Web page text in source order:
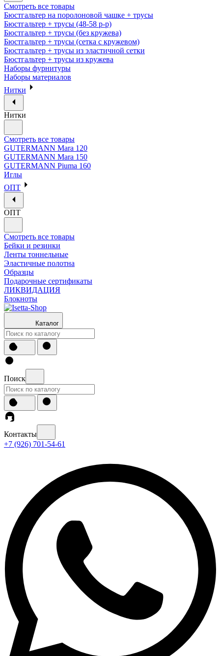
Смотреть все товары
Бюстгальтер на поролоновой чашке + трусы
Бюстгальтер + трусы (48-58 р-р)
Бюстгальтер + трусы (без кружева)
Бюстгальтер + трусы (сетка с кружевом)
Бюстгальтер + трусы из эластичной сетки
Бюстгальтер + трусы из кружева
Наборы фурнитуры
Наборы материалов
Нитки
Нитки
Смотреть все товары
GUTERMANN Mara 120
GUTERMANN Mara 150
GUTERMANN Piuma 160
Иглы
ОПТ
ОПТ
Смотреть все товары
Бейки и резинки
Ленты тоннельные
Эластичные полотна
Образцы
Подарочные сертификаты
ЛИКВИДАЦИЯ
Блокноты
Каталог
Поиск
Контакты
+7 (926) 701-54-61